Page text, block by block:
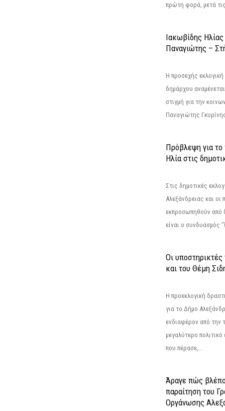
πρώτη φορά, μετά τις
Ιακωβίδης
Παναγιώτης –
Η προσεχής
δημάρχου
στιγμή για την
Παναγιώτης
Πρόβλεψη για
Ηλία στις
Στις δημοτικές
Αλεξάνδρειας και οι
εκπροσωπηθούν από
είναι ο συνδυασμός
Οι
και του Θέμη
Η προεκλογική
για το Δήμο
ενδιαφέρον από την
μεγαλύτερο
που πέρασε,...
Άραγε πώς
παραίτηση του
Οργάνωσης